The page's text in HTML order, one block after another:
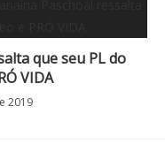
que seu PL do
VIDA
2019